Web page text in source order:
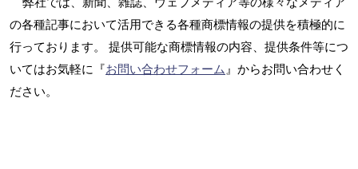
の各種記事において活用できる各種商標情報の提供を積極的に
行っております。 提供可能な商標情報の内容、提供条件等につ
いてはお気軽に『お問い合わせフォーム』からお問い合わせく
ださい。